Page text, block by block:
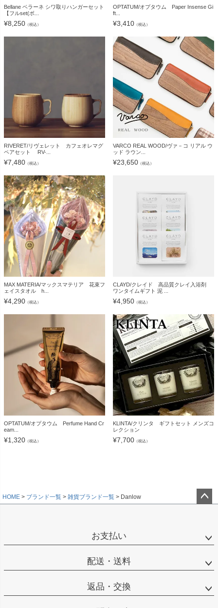
Bellane ベラーネ シワ取りハンガーセット
【フルset(ボ...
¥8,250 （税込）
OPTATUM/オプタウム Paper Insense Gi
ft...
¥3,410 （税込）
RIVERET/リヴェレット カフェオレマグ
ペアセット RV-...
¥7,480 （税込）
VARCO REAL WOOD/ヴァ－コ リアル ウ
ッド ラウン...
¥23,650 （税込）
MAX MATERIA/マックスマテリア 花束フ
ェイスタオル h...
¥4,290 （税込）
CLAYD/クレイド 高品質クレイ入浴剤
ワンタイムギフト 泥 ...
¥4,950 （税込）
OPTATUM/オプタウム Perfume Hand Cr
eam...
¥1,320 （税込）
KLINTA/クリンタ ギフトセット メンズコ
レクション
¥7,700 （税込）
HOME ブランド一覧 雑貨ブランド一覧 Danlow
お支払い
配送・送料
返品・交換